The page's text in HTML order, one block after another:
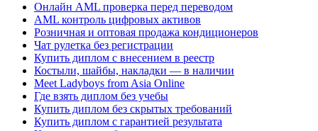
Онлайн AML проверка перед переводом
AML контроль цифровых активов
Розничная и оптовая продажа кондиционеров
Чат рулетка без регистрации
Купить диплом с внесением в реестр
Костыли, шайбы, накладки — в наличии
Meet Ladyboys from Asia Online
Где взять диплом без учебы
Купить диплом без скрытых требований
Купить диплом с гарантией результата